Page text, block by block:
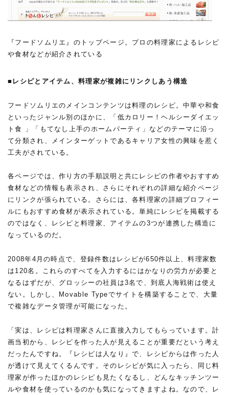
『フードソムリエ』のトップページ。プロの料理家によるレシピ
や食材などが紹介されている
■レシピとアイテム、料理家が複雑にリンクしあう構造
フードソムリエのメインコンテンツは料理のレシピ。中華や和食
といったジャンル別のほかに、「低カロリー！ヘルシーダイエッ
ト食 」「もてなし上手のホームパーティ」などのテーマに沿っ
て分類され、メインターゲットであるキャリア女性の興味を惹く
工夫がされている。
各ページでは、作り方の手順説明と共にレシピの作者やおすすめ
食材などの情報も表示され、さらにそれぞれの詳細な紹介ページ
にリンクが張られている。さらには、各料理家の詳細プロフィー
ルにもおすすめ食材が表示されている。単純にレシピを掲載する
のではなく、レシピと料理家、アイテムの3つが連携した構造に
なっているのだ。
2008年4月の時点で、登録件数はレシピが650件以上、料理家数
は120名。これらのすべてを入力するにはかなりの労力が必要と
なるはずだが、グロッシーの社員は3名で、到底人海戦術は使え
ない。しかし、Movable Typeでサイトを構築することで、大量
で複雑なデータ管理が可能になった。
「実は、レシピは料理家さんに直接入力してもらっています。計
画当初から、レシピを作った人が見えることが重要だという考え
だったんですね。『レシピは人なり』で、レシピからは作った人
が透けて見えてくるんです。そのレシピが気に入ったら、同じ料
理家が作ったほかのレシピも見たくなるし、どんなキッチンツー
ルや食材を使っているのかも気になってきますよね。なので、レ